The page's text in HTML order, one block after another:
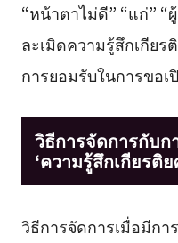
“หน้าตาไม่ดี” “แก่” “
ละเมิดความรู้สึกเกีย
การยอมรับในการขอเ
วิธีการจัดการกับก
‘ความรู้สึกเกียรติย
วิธีการจัดการเมื่อมีกา